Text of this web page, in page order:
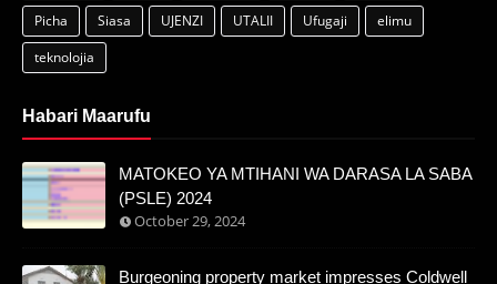
Picha
Siasa UJENZI UTALII Ufugaji
elimu
teknolojia
Habari Maarufu
MATOKEO YA MTIHANI WA DARASA LA SABA
(PSLE) 2024
October 29, 2024
Burgeoning property market impresses Coldwell